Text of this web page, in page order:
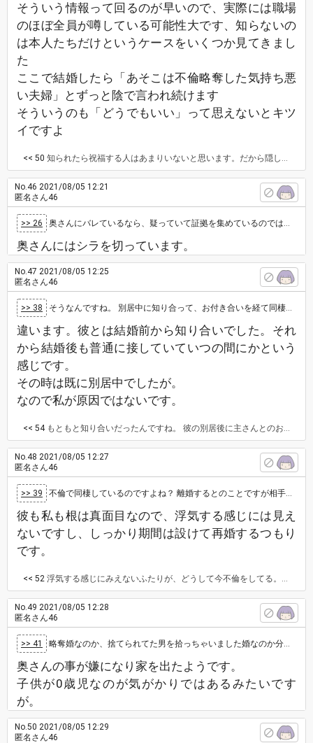
そういう情報って回るのが早いので、実際には職場
のほぼ全員が噂している可能性大です、知らないの
は本人たちだけというケースをいくつか見てきまし
た
ここで結婚したら「あそこは不倫略奪した気持ち悪
い夫婦」とずっと陰で言われ続けます
そういうのも「どうでもいい」って思えないとキツ
イですよ
<< 50 知られたら祝福する人はあまりいないと思います。だから隠しとおすしかないとおもっています。
No.46 2021/08/05 12:21
匿名さん46
>> 26 奥さんにバレているなら、疑っていて証拠を集めているのでは？ 誰にもバレずに。と言う計画、もう無理ですね。
奥さんにはシラを切っています。
No.47 2021/08/05 12:25
匿名さん46
>> 38 そうなんですね。 別居中に知り合って、お付き合いを経て同棲でしょうか？ 因みに別居と同棲期間はそれぞれ何年くらいですか？ 不仲…
違います。彼とは結婚前から知り合いでした。それ
から結婚後も普通に接していていつの間にかという
感じです。
その時は既に別居中でしたが。
なので私が原因ではないです。
<< 54もともと知り合いだったんですね。 彼の別居後に主さんとのお付き合いが始まったという時系列でしょうか？ お付き合いが始まったのは別居何年目くらいですか？ 確かに主さんが原因ではなさそうですね。 それだけなら上手くやっていける可能性はあると思いますがスムーズに離婚ができれば。 です。 お子さんがまだ小さいようなので、離婚そのものが簡単にはいかないと思います。 また、離婚が出来ても今後お子さんの行事等で、奥様とお子さんの3人で会う必要は出てくると思いますよ。 養育費もお子さんが小さいので、成人するまでの20年くらい続きますし、進学等の追加出費もあると思います。 主さんとの生活で経済的な余裕が持てない可能性が高い事、奥さん、お子さん、彼の３人での付き合いも続く事、彼のご両親にとってはお子さんは孫なので、その存在は決して小さくない事…等、主さんと彼の関係が拗れる要素は山ほどあります。 それらを理解して受け止められるなら大丈夫だと思いますが、１つでも受け入れない気持ちがあったらすぐにダメになると思います。 私は主さんと似た立場で、主人が別居3年目の頃に知り合い、5年目になった頃に付き合いが始まり、7年目頃で離婚成立して翌年に同棲を始めて結婚しました。 先程あげた養育費やお子さん含むご家族での付き合い、主人のご両親にとっては大事なお孫さんである事等は実体験です。
No.48 2021/08/05 12:27
匿名さん46
>> 39 不倫で同棲しているのですよね？ 離婚するとのことですが相手の人は、慰謝料や養育費をどうすると言っているのでしょう。勿論あなたも奥さんに…
彼も私も根は真面目なので、浮気する感じには見え
ないですし、しっかり期間は設けて再婚するつもり
です。
<< 52 浮気する感じにみえないふたりが、どうして今不倫をしてる。浮気しないように見える２人、実際してるじゃん。 いってることと行動が一致してないわ。自分の言動よく確認してよ。もう少し自分のしてること省みてね。 きっとそんな感じだから、会社で不倫してるよねと噂になるんだよ。噂が立ってる時点で、ばれてると思わないと。 他人から浮気しないような人と見られてると思っていてもいいけど、浮気しそうにない二人が不倫してるよねが会社で噂として流れるの。 自分が噂を耳に入れた時点で、ほぼほぼその人やっているってことが多いでしょう。根も葉もないもない噂を言われたら一喝すればいいじゃん。 噂されているとそれとなく知ってる時点でばれてるかもと警戒もせず、私達は浮気するように見られてないと言ってる時点で、根拠もなく私達はばれないというよくわからない自信があるだけ。 因果応報になるかどうかという質問だけど、お子さんがいれば他のスレがあった様に母親が引き取り病死したら、父親の元に子どもが来ることも当然ある。 そしたら、家族に不倫子持ち秘密で結婚するとか言ってるけどばれますよ。旦那の子どもと両親に言えますか？ 略奪で幸せになりたければ、全てを周りの人に知ってもらうのが一番だよ。嘘一度嘘ついたら、次から次へと嘘の上塗りでどんどん大変になって行く。 略奪だろうと平然で、それが一番いい。
No.49 2021/08/05 12:28
匿名さん46
>> 41 略奪婚なのか、捨てられてた男を拾っちゃいました婚なのか分かりませんが・・ 不倫後再婚って相当メンタル強くて、度量が大きくないと無理です…
奥さんの事が嫌になり家を出たようです。
子供が0歳児なのが気がかりではあるみたいです
が。
No.50 2021/08/05 12:29
匿名さん46